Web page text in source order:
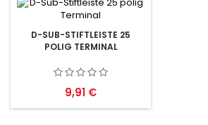
D-SUB-STIFTLEISTE 25
POLIG TERMINAL
Preis
9,91 €